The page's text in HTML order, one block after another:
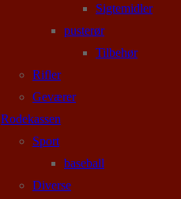
Sigtemidler
pusterør
Tilbehør
Rifler
Geværer
Rodekassen
Sport
baseball
Diverse